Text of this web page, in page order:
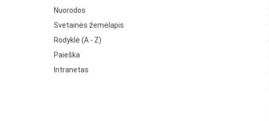
Nuorodos
Svetainės žemėlapis
Rodyklė (A - Z)
Paieška
Intranetas